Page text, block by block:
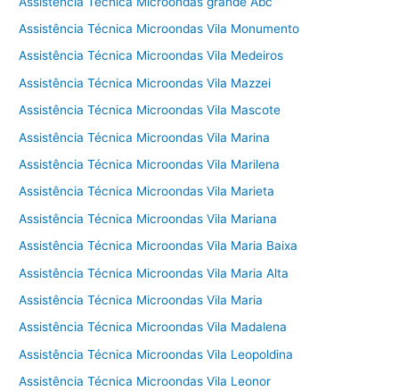
Assistência Técnica Microondas Vila Monumento
Assistência Técnica Microondas Vila Medeiros
Assistência Técnica Microondas Vila Mazzei
Assistência Técnica Microondas Vila Mascote
Assistência Técnica Microondas Vila Marina
Assistência Técnica Microondas Vila Marilena
Assistência Técnica Microondas Vila Marieta
Assistência Técnica Microondas Vila Mariana
Assistência Técnica Microondas Vila Maria Baixa
Assistência Técnica Microondas Vila Maria Alta
Assistência Técnica Microondas Vila Maria
Assistência Técnica Microondas Vila Madalena
Assistência Técnica Microondas Vila Leopoldina
Assistência Técnica Microondas Vila Leonor